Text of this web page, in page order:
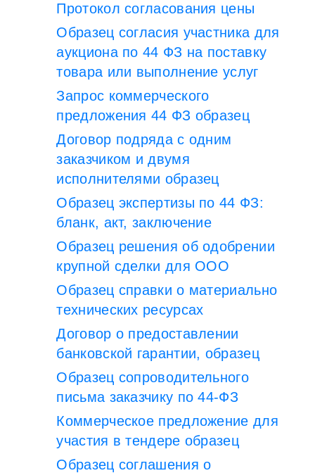
Протокол согласования цены
Образец согласия участника для
аукциона по 44 ФЗ на поставку
товара или выполнение услуг
Запрос коммерческого
предложения 44 ФЗ образец
Договор подряда с одним
заказчиком и двумя
исполнителями образец
Образец экспертизы по 44 ФЗ:
бланк, акт, заключение
Образец решения об одобрении
крупной сделки для ООО
Образец справки о материально
технических ресурсах
Договор о предоставлении
банковской гарантии, образец
Образец сопроводительного
письма заказчику по 44-ФЗ
Коммерческое предложение для
участия в тендере образец
Образец соглашения о